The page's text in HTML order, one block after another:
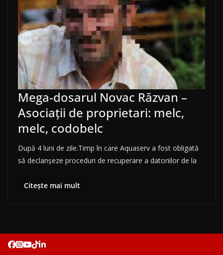
Mega-dosarul Novac Răzvan –
Asociații de proprietari: melc,
melc, codobelc
După 4 luni de zile.Timp în care Aquaserv a fost obligată
să declanșeze proceduri de recuperare a datoriilor de la
Citește mai mult